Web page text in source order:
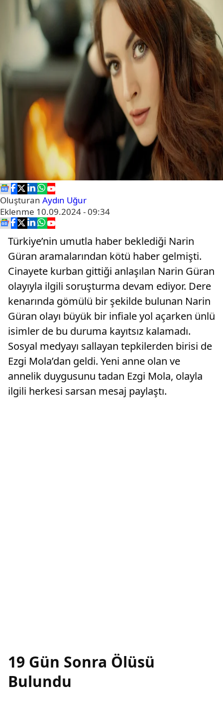
Oluşturan Aydın Uğur
Eklenme 10.09.2024 - 09:34
Türkiye’nin umutla haber beklediği Narin
Güran aramalarından kötü haber gelmişti.
Cinayete kurban gittiği anlaşılan Narin Güran
olayıyla ilgili soruşturma devam ediyor. Dere
kenarında gömülü bir şekilde bulunan Narin
Güran olayı büyük bir infiale yol açarken ünlü
isimler de bu duruma kayıtsız kalamadı.
Sosyal medyayı sallayan tepkilerden birisi de
Ezgi Mola’dan geldi. Yeni anne olan ve
annelik duygusunu tadan Ezgi Mola, olayla
ilgili herkesi sarsan mesaj paylaştı.
19 Gün Sonra Ölüsü
Bulundu